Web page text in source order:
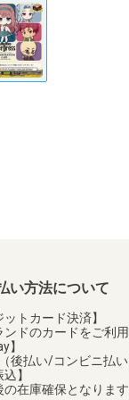
い方法について
ットカード決済】
ドのカードをご利用
】
後払い/コンビニ払い
】
の在庫確保となりま